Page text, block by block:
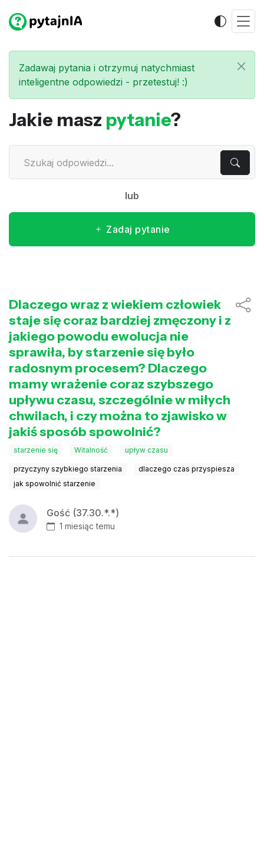
Zadawaj pytania i otrzymuj natychmiast
inteligentne odpowiedzi - przetestuj! :)
Jakie masz pytanie?
lub
Zadaj pytanie
Dlaczego wraz z wiekiem człowiek
staje się coraz bardziej zmęczony i z
jakiego powodu ewolucja nie
sprawiła, by starzenie się było
radosnym procesem? Dlaczego
mamy wrażenie coraz szybszego
upływu czasu, szczególnie w miłych
chwilach, i czy można to zjawisko w
jakiś sposób spowolnić?
starzenie się Witalność upływ czasu
przyczyny szybkiego starzenia
dlaczego czas przyspiesza
jak spowolnić starzenie
Gość (37.30.*.*)
1 miesiąc temu